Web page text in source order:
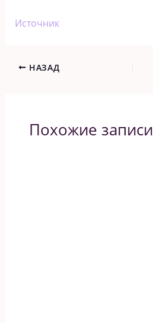
Источник
НАЗАД
Похожие записи